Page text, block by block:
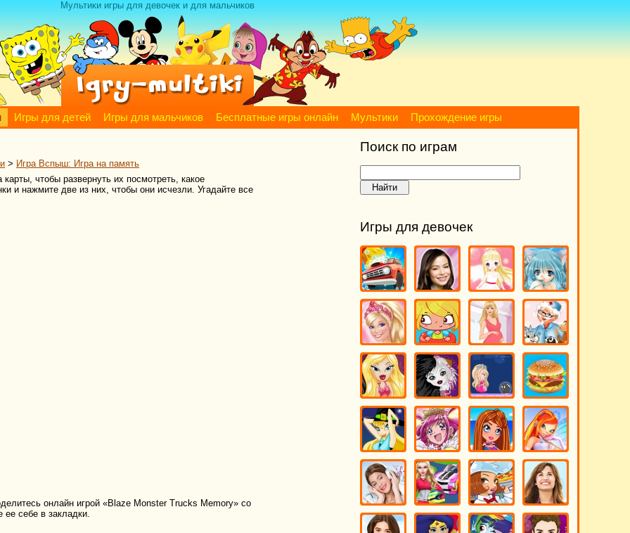
Мультики игры для девочек и для мальчиков
Игры для детей Игры для мальчиков Бесплатные игры онлайн Мультики Прохождение игры
> Игра Вспыш: Игра на память
чтобы развернуть их посмотреть, какое
и нажмите две из них, чтобы они исчезли. Угадайте все
онлайн игрой «Blaze Monster Trucks Memory» со
ее себе в закладки.
Поиск по играм
Игры для девочек